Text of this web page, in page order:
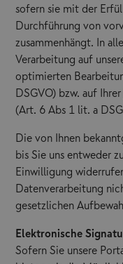
sofern sie mit der
Durchführung von
zusammenhängt. In
Verarbeitung auf
optimierten
DSGVO) bzw. auf
(Art. 6 Abs 1 lit. a
Die von Ihnen
bis Sie uns entweder
Einwilligung
Datenverarbeitung
gesetzlichen
Elektronische
Sofern Sie unsere